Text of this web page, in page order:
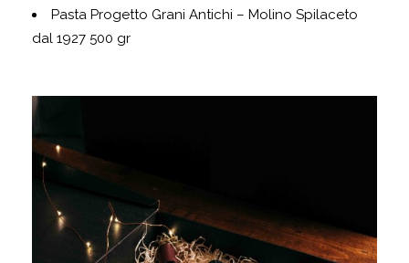
Pasta Progetto Grani Antichi – Molino Spilaceto
dal 1927 500 gr